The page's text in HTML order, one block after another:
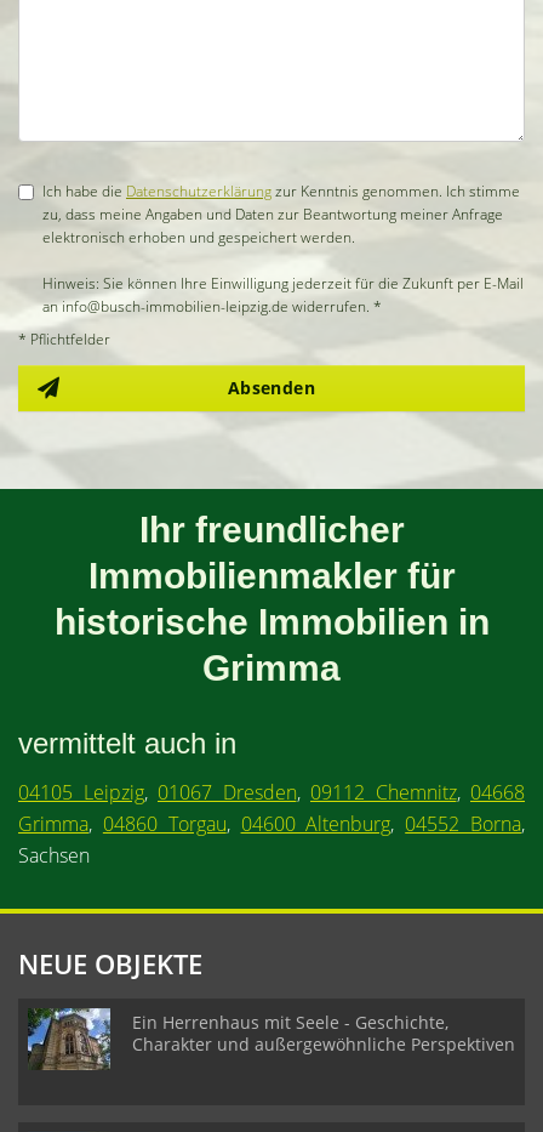
Ich habe die Datenschutzerklärungzur Kenntnis genommen. Ich stimme
zu, dass meine Angaben und Daten zur Beantwortung meiner Anfrage
elektronisch erhoben und gespeichert werden.
Hinweis: Sie können Ihre Einwilligung jederzeit für die Zukunft per E-Mail
an info@busch-immobilien-leipzig.de widerrufen. *
* Pflichtfelder
Absenden
Ihr freundlicher
Immobilienmakler für
historische Immobilien in
Grimma
vermittelt auch in
04105 Leipzig, 01067 Dresden, 09112 Chemnitz, 04668
Grimma, 04860 Torgau, 04600 Altenburg, 04552 Borna,
Sachsen
NEUE OBJEKTE
Ein Herrenhaus mit Seele - Geschichte,
Charakter und außergewöhnliche Perspektiven